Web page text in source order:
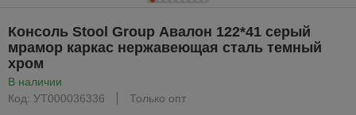
Консоль Stool Group Авалон 122*41 серый
мрамор каркас нержавеющая сталь темный
хром
В наличии
Код: УТ000036336
Только опт